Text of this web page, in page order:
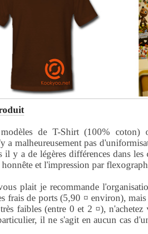
de T-Shirt (100%
a malheureusement pas
il y a de légères différences dans
honnête et l'impression par
plait je recommande
frais de ports (5,90 ¤ environ), mais
faibles (entre 0 et 2 ¤), n'achetez
il ne s'agit en aucun cas